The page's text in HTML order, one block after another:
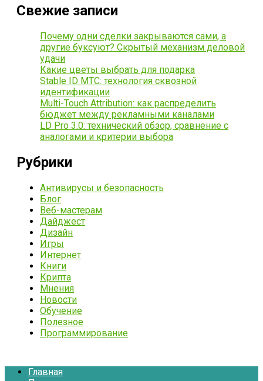
Свежие записи
Почему одни сделки закрываются сами, а
другие буксуют? Скрытый механизм деловой
удачи
Какие цветы выбрать для подарка
Stable ID МТС: технология сквозной
идентификации
Multi-Touch Attribution: как распределить
бюджет между рекламными каналами
LD Pro 3.0: технический обзор, сравнение с
аналогами и критерии выбора
Рубрики
Антивирусы и безопасность
Блог
Веб-мастерам
Дайджест
Дизайн
Игры
Интернет
Книги
Крипта
Мнения
Новости
Обучение
Полезное
Программирование
Главная